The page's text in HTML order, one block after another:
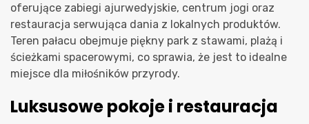
oferujące zabiegi ajurwedyjskie, centrum jogi oraz
restauracja serwująca dania z lokalnych produktów.
Teren pałacu obejmuje piękny park z stawami, plażą i
ścieżkami spacerowymi, co sprawia, że jest to idealne
miejsce dla miłośników przyrody.
Luksusowe pokoje i restauracja